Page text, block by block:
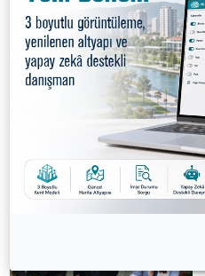
Başkan Yardımcısı
International adına
indirim protokolünden,
faydalanabilecek.
Galeri